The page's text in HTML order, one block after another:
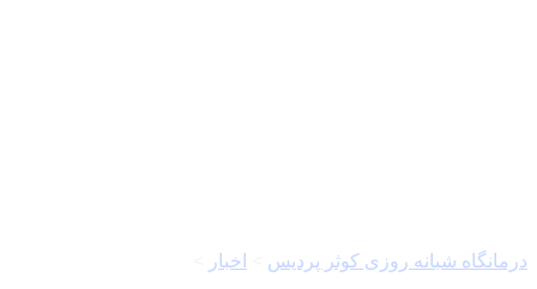
درمانگاه شبانه روزی کوثر پردیس اخبار